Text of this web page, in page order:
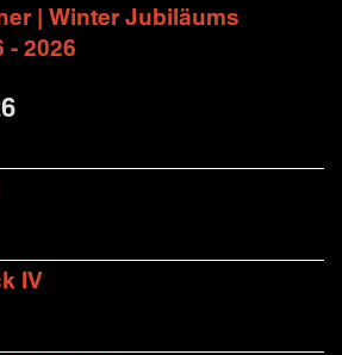
| Winter Jubiläums
- 2026
IV